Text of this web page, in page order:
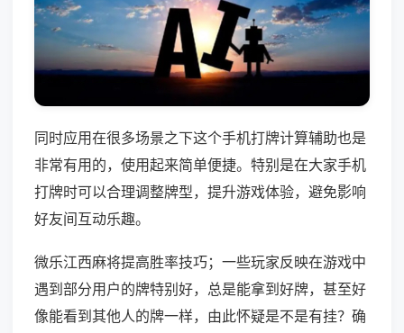
同时应用在很多场景之下这个手机打牌计算辅助也是
非常有用的，使用起来简单便捷。特别是在大家手机
打牌时可以合理调整牌型，提升游戏体验，避免影响
好友间互动乐趣。
微乐江西麻将提高胜率技巧；一些玩家反映在游戏中
遇到部分用户的牌特别好，总是能拿到好牌，甚至好
像能看到其他人的牌一样，由此怀疑是不是有挂？确